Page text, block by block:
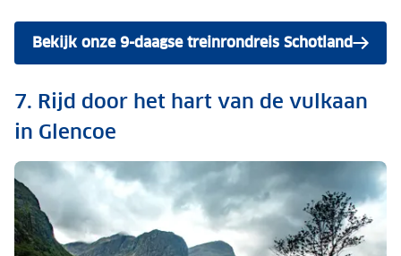
Bekijk onze 9-daagse treinrondreis Schotland
7. Rijd door het hart van de vulkaan
in Glencoe